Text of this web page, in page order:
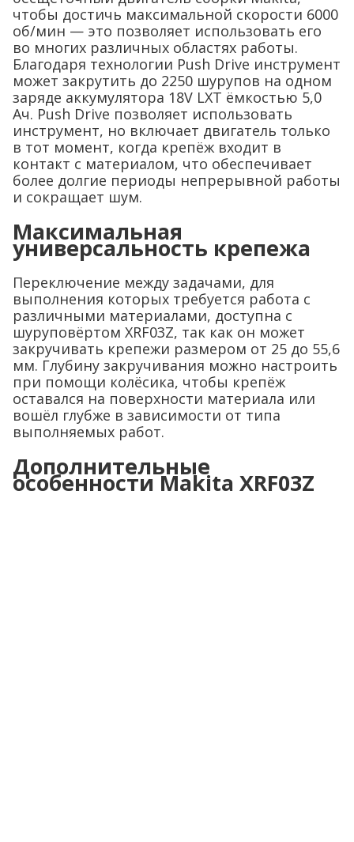
чтобы достичь максимальной скорости 6000
об/мин — это позволяет использовать его
во многих различных областях работы.
Благодаря технологии Push Drive инструмент
может закрутить до 2250 шурупов на одном
заряде аккумулятора 18V LXT ёмкостью 5,0
Ач. Push Drive позволяет использовать
инструмент, но включает двигатель только
в тот момент, когда крепёж входит в
контакт с материалом, что обеспечивает
более долгие периоды непрерывной работы
и сокращает шум.
Максимальная
универсальность крепежа
Переключение между задачами, для
выполнения которых требуется работа с
различными материалами, доступна с
шуруповёртом XRF03Z, так как он может
закручивать крепежи размером от 25 до 55,6
мм. Глубину закручивания можно настроить
при помощи колёсика, чтобы крепёж
оставался на поверхности материала или
вошёл глубже в зависимости от типа
выполняемых работ.
Дополнительные
особенности Makita XRF03Z